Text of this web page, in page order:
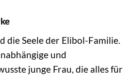
die Seele der Elibol-Familie.
und
junge Frau, die alles für